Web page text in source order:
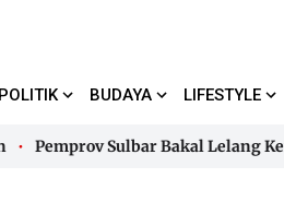
POLITIK BUDAYA LIFESTYLE
Pemprov Sulbar Bakal Lelang
Pemprov Sulbar Bakal Lelang